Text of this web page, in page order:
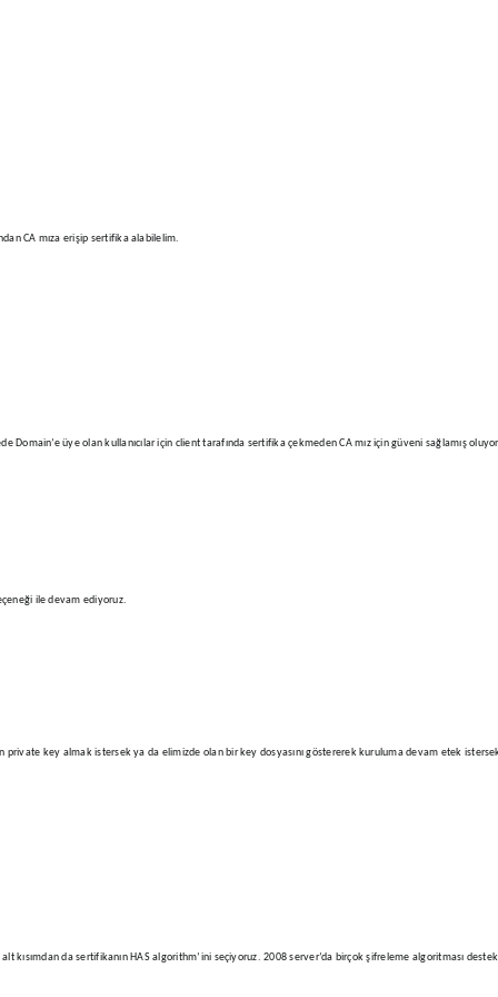
CA mıza erişip sertifika alabilelim.
Domain’e üye olan kullanıcılar için client tarafında sertifika çekmeden CA mız için güveni sağlamış
ile devam ediyoruz.
key almak istersek ya da elimizde olan bir key dosyasını göstererek kuruluma devam etek
kısımdan da sertifikanın HAS algorithm’ini seçiyoruz. 2008 server’da birçok şifreleme algoritması